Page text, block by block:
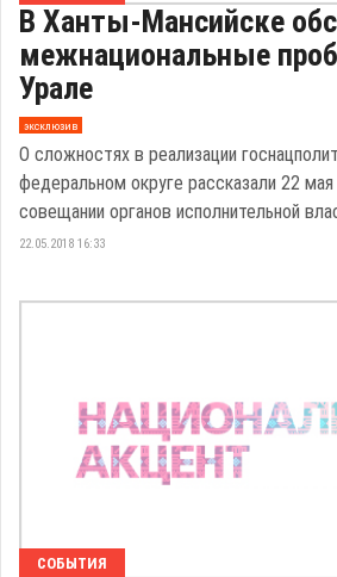
В Ханты-Мансийске
межнациональные
Урале
эксклюзив
О сложностях в реализации
федеральном округе рассказали 22
совещании органов исполнительной
22.05.2018 16:33
СОБЫТИЯ